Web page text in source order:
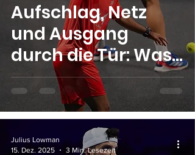
Aufschlag, Netz
und Ausgang
durch die Tür: Was
die Regel im Padel
wirklich besagt
Julius Lowman
15. Dez. 2025
3 Min. Lesezeit